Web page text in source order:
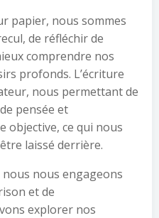
papier, nous sommes
de réfléchir de
comprendre nos
profonds. L’écriture
nous permettant de
pensée et
objective, ce qui nous
laissé derrière.
nous engageons
et de
explorer nos